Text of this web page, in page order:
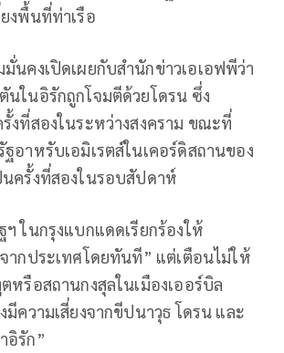
งพื้นที่ท่าเรือ
นคงเปิดเผยกับสำนักข่าวเอเอฟพีว่า
นในอิรักถูกโจมตีด้วยโดรน ซึ่ง
งที่สองในระหว่างสงคราม ขณะที่
อาหรับเอมิเรตส์ในเคอร์ดิสถานของ
นครั้งที่สองในรอบสัปดาห์
ในกรุงแบกแดดเรียกร้องให้
ากประเทศโดยทันที” แต่เตือนไม่ให้
หรือสถานกงสุลในเมืองเออร์บิล
มีความเสี่ยงจากขีปนาวุธ โดรน และ
อิรัก”